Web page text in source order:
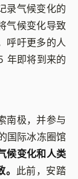
录气候变化的
气候变化导致
呼吁更多的人
年即将到来的
南极，并参与
国际冰冻圈馆
候变化和人类
此前，安踏